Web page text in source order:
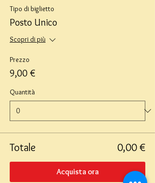
Tipo di biglietto
Posto Unico
Scopri di più
Prezzo
9,00 €
Quantità
Totale 0,00 €
Acquista ora